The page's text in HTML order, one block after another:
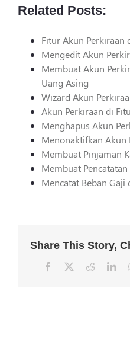
Related Posts:
Fitur Akun Perkiraan
Mengedit Akun
Membuat Akun
Uang Asing
Wizard Akun
Akun Perkiraan di
Menghapus Akun
Menonaktifkan Akun
Membuat Pinjaman
Membuat
Mencatat Beban
Share This Story,
Facebook Reddit